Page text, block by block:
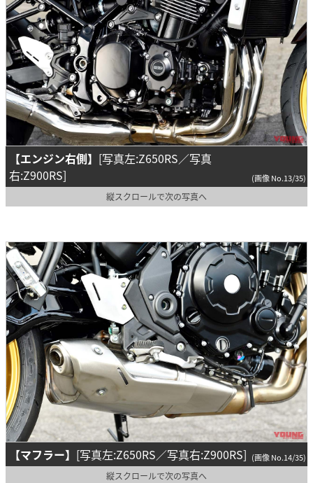
【エンジン右側】 [写真左:Z650RS／写真
右:Z900RS]
(画像 No.13/35)
縦スクロールで次の写真へ
【マフラー】 [写真左:Z650RS／写真右:Z900RS] (画像 No.14/35)
縦スクロールで次の写真へ